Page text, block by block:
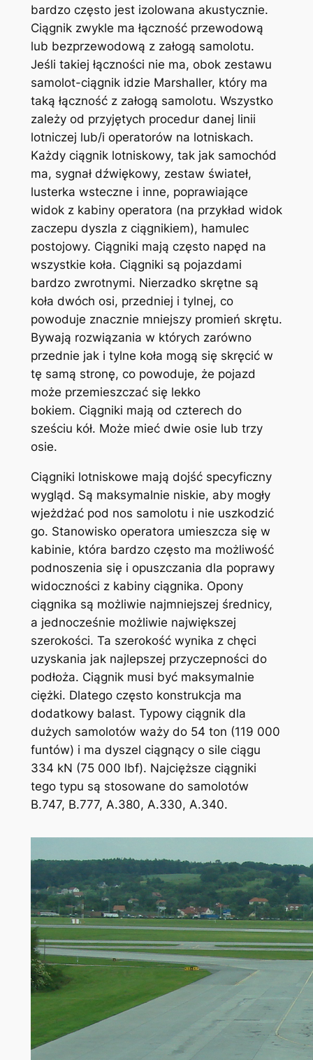
bardzo często jest izolowana akustycznie.
Ciągnik zwykle ma łączność przewodową
lub bezprzewodową z załogą samolotu.
Jeśli takiej łączności nie ma, obok zestawu
samolot-ciągnik idzie Marshaller, który ma
taką łączność z załogą samolotu. Wszystko
zależy od przyjętych procedur danej linii
lotniczej lub/i operatorów na lotniskach.
Każdy ciągnik lotniskowy, tak jak samochód
ma, sygnał dźwiękowy, zestaw świateł,
lusterka wsteczne i inne, poprawiające
widok z kabiny operatora (na przykład widok
zaczepu dyszla z ciągnikiem), hamulec
postojowy. Ciągniki mają często napęd na
wszystkie koła. Ciągniki są pojazdami
bardzo zwrotnymi. Nierzadko skrętne są
koła dwóch osi, przedniej i tylnej, co
powoduje znacznie mniejszy promień skrętu.
Bywają rozwiązania w których zarówno
przednie jak i tylne koła mogą się skręcić w
tę samą stronę, co powoduje, że pojazd
może przemieszczać się lekko
bokiem. Ciągniki mają od czterech do
sześciu kół. Może mieć dwie osie lub trzy
osie.
Ciągniki lotniskowe mają dojść specyficzny
wygląd. Są maksymalnie niskie, aby mogły
wjeżdżać pod nos samolotu i nie uszkodzić
go. Stanowisko operatora umieszcza się w
kabinie, która bardzo często ma możliwość
podnoszenia się i opuszczania dla poprawy
widoczności z kabiny ciągnika. Opony
ciągnika są możliwie najmniejszej średnicy,
a jednocześnie możliwie największej
szerokości. Ta szerokość wynika z chęci
uzyskania jak najlepszej przyczepności do
podłoża. Ciągnik musi być maksymalnie
ciężki. Dlatego często konstrukcja ma
dodatkowy balast. Typowy ciągnik dla
dużych samolotów waży do 54 ton (119 000
funtów) i ma dyszel ciągnący o sile ciągu
334 kN (75 000 lbf). Najcięższe ciągniki
tego typu są stosowane do samolotów
B.747, B.777, A.380, A.330, A.340.